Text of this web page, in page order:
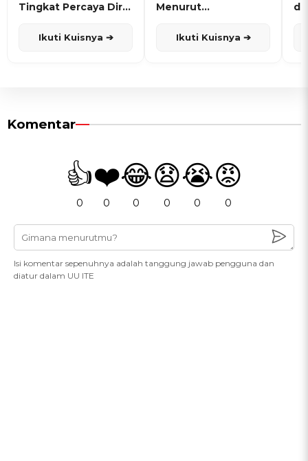
Tingkat Percaya Diri
Ikuti Kuisnya ➔
Menurut
Ikuti Kuisnya ➔
Komentar
👍
0
❤️
0
😂
0
😧
0
😭
0
😡
0
Isi komentar sepenuhnya adalah tanggung jawab pengguna dan
diatur dalam UU ITE